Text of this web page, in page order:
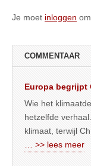
Je moet inloggen
COMMENTAAR
Europa begrijpt
Wie het
hetzelfde
klimaat, terwijl
… >> lees meer